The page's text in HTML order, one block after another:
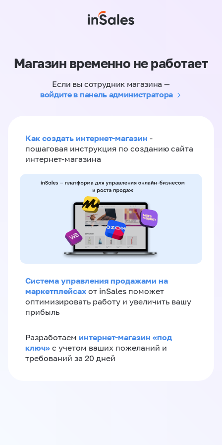
Магазин временно не работает
Если вы сотрудник магазина —
войдите в панель администратора
Как создать интернет-магазин -
пошаговая инструкция по созданию сайта
интернет-магазина
Система управления продажами на
маркетплейсах от inSales поможет
оптимизировать работу и увеличить вашу
прибыль
Разработаем интернет-магазин «‎под
ключ»‎ с учетом ваших пожеланий и
требований за 20 дней